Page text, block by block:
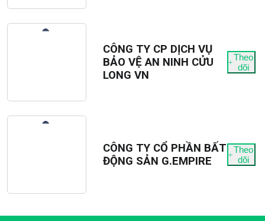
CÔNG TY CP DỊCH VỤ
BẢO VỆ AN NINH CỬU
LONG VN
Theo
dõi
CÔNG TY CỔ PHẦN BẤT
ĐỘNG SẢN G.EMPIRE
Theo
dõi